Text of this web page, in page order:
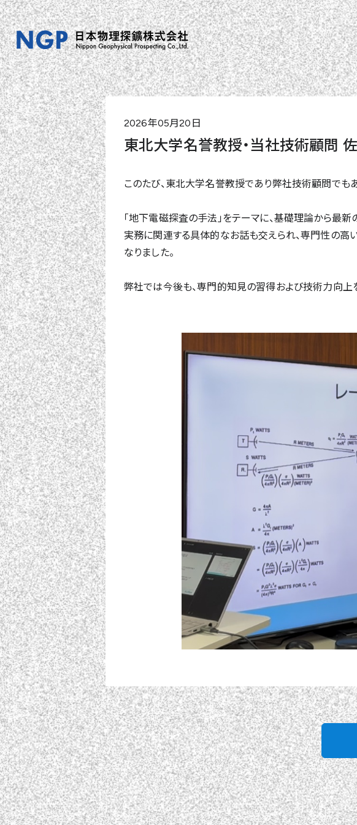
2026年05月20日
東北大学名誉教授・当社技術顧問
このたび、東北大学名誉教授であり弊社技術顧問でも
「地下電磁探査の手法」をテーマに、基礎理論から最
実務に関連する具体的なお話も交えられ、専門性の高
なりました。
弊社では今後も、専門的知見の習得および技術力向上